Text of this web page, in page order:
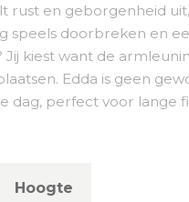
rust en geborgenheid
speels doorbreken en
Jij kiest want de
Edda is geen
dag, perfect voor lange
Hoogte